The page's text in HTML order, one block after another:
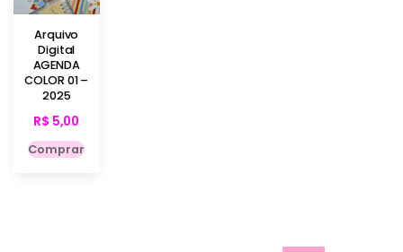
Arquivo
Digital
AGENDA
COLOR 01 –
2025
R$ 5,00
Comprar